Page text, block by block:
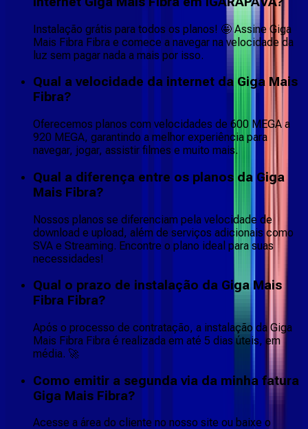
Instalação grátis para todos os planos! 🤩 Assine Giga
Mais Fibra Fibra e comece a navegar na velocidade da
luz sem pagar nada a mais por isso.
Qual a velocidade da internet da Giga Mais
Fibra?
Oferecemos planos com velocidades de 600 MEGA a
920 MEGA, garantindo a melhor experiência para
navegar, jogar, assistir filmes e muito mais.
Qual a diferença entre os planos da Giga
Mais Fibra?
Nossos planos se diferenciam pela velocidade de
download e upload, além de serviços adicionais como
SVA e Streaming. Encontre o plano ideal para suas
necessidades!
Qual o prazo de instalação da Giga Mais
Fibra Fibra?
Após o processo de contratação, a instalação da Giga
Mais Fibra Fibra é realizada em até 5 dias úteis, em
média. 🚀
Como emitir a segunda via da minha fatura
Giga Mais Fibra?
Acesse a área do cliente no nosso site ou baixe o